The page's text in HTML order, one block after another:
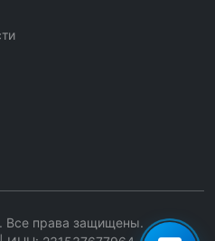
Все права защищены.